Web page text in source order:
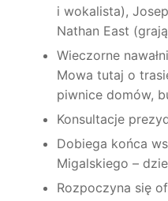
i wokalista),
Nathan East
Wieczorne
Mowa tutaj o
piwnice domów,
Konsultacje
Dobiega końca
Migalskiego –
Rozpoczyna się